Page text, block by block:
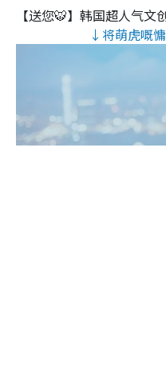
【送您🐯】韩国超人气文
↓将萌虎嘅